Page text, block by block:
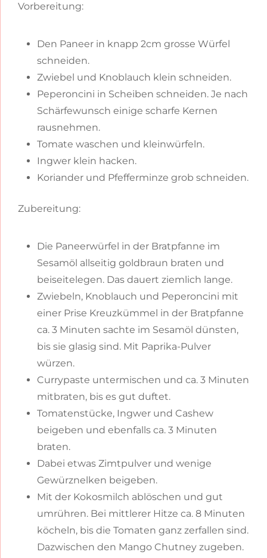
Vorbereitung:
Den Paneer in knapp 2cm grosse Würfel
schneiden.
Zwiebel und Knoblauch klein schneiden.
Peperoncini in Scheiben schneiden. Je nach
Schärfewunsch einige scharfe Kernen
rausnehmen.
Tomate waschen und kleinwürfeln.
Ingwer klein hacken.
Koriander und Pfefferminze grob schneiden.
Zubereitung:
Die Paneerwürfel in der Bratpfanne im
Sesamöl allseitig goldbraun braten und
beiseitelegen. Das dauert ziemlich lange.
Zwiebeln, Knoblauch und Peperoncini mit
einer Prise Kreuzkümmel in der Bratpfanne
ca. 3 Minuten sachte im Sesamöl dünsten,
bis sie glasig sind. Mit Paprika-Pulver
würzen.
Currypaste untermischen und ca. 3 Minuten
mitbraten, bis es gut duftet.
Tomatenstücke, Ingwer und Cashew
beigeben und ebenfalls ca. 3 Minuten
braten.
Dabei etwas Zimtpulver und wenige
Gewürznelken beigeben.
Mit der Kokosmilch ablöschen und gut
umrühren. Bei mittlerer Hitze ca. 8 Minuten
köcheln, bis die Tomaten ganz zerfallen sind.
Dazwischen den Mango Chutney zugeben.